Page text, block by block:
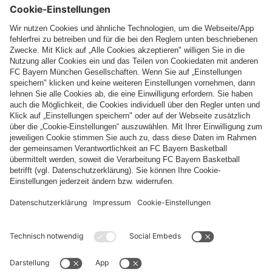
Folge uns
Zahlung & Lieferung
FC Bayern Store App
WIDERRUF